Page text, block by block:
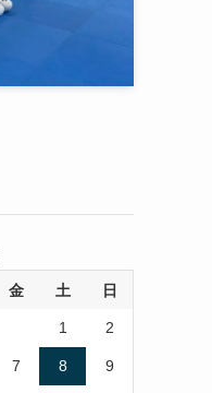
金 土 日
1 2
7 8 9